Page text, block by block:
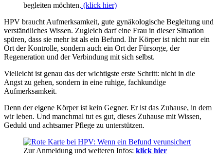
begleiten möchten. (klick hier)
HPV braucht Aufmerksamkeit, gute gynäkologische Begleitung und
verständliches Wissen. Zugleich darf eine Frau in dieser Situation
spüren, dass sie mehr ist als ein Befund. Ihr Körper ist nicht nur ein
Ort der Kontrolle, sondern auch ein Ort der Fürsorge, der
Regeneration und der Verbindung mit sich selbst.
Vielleicht ist genau das der wichtigste erste Schritt: nicht in die
Angst zu gehen, sondern in eine ruhige, fachkundige
Aufmerksamkeit.
Denn der eigene Körper ist kein Gegner. Er ist das Zuhause, in dem
wir leben. Und manchmal tut es gut, dieses Zuhause mit Wissen,
Geduld und achtsamer Pflege zu unterstützen.
Zur Anmeldung und weiteren Infos: klick hier